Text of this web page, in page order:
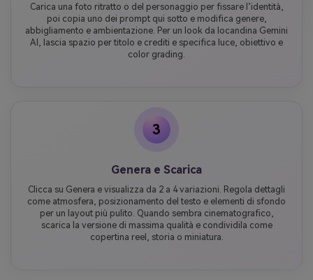
Carica una foto ritratto o del personaggio per fissare l’identità,
poi copia uno dei prompt qui sotto e modifica genere,
abbigliamento e ambientazione. Per un look da locandina Gemini
AI, lascia spazio per titolo e crediti e specifica luce, obiettivo e
color grading.
3
Genera e Scarica
Clicca su Genera e visualizza da 2 a 4 variazioni. Regola dettagli
come atmosfera, posizionamento del testo e elementi di sfondo
per un layout più pulito. Quando sembra cinematografico,
scarica la versione di massima qualità e condividila come
copertina reel, storia o miniatura.